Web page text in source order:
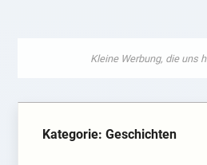
Kategorie: Geschichten